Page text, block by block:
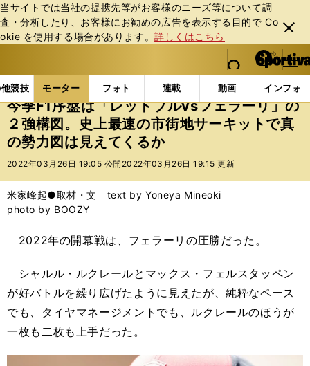
当サイトでは当社の提携先等がお客様のニーズ等について調
査・分析したり、お客様にお勧めの広告を表⽰する⽬的で Co
okie を使⽤する場合があります。詳しくはこちら
閉じ
る
web Sportiva (webスポルティーバ)
検索
マイペ
ー
ジ
メニュ
競技 モーター フォト 連載 動画 インフォ
b
ス
ポ
ル
テ
ー
バ
モーターの記事一覧 モーター F1 今季F1序盤は
今季F1序盤は「レッドブルvsフェラーリ」の
２強構図。史上最速の市街地サーキットで真
の勢力図は見えてくるか
2022年03月26日 19:05 公開 2022年03月26日 19:15 更新
米家峰起●取材・文 text by Yoneya Mineoki
photo by BOOZY
2022年の開幕戦は、フェラーリの圧勝だった。
シャルル・ルクレールとマックス・フェルスタッペン
が好バトルを繰り広げたように見えたが、純粋なペース
でも、タイヤマネージメントでも、ルクレールのほうが
一枚も二枚も上手だった。